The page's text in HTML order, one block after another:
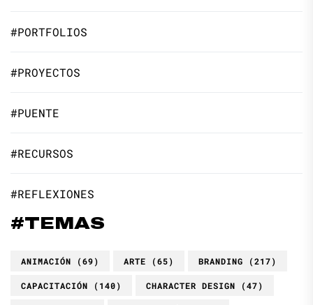
#PORTFOLIOS
#PROYECTOS
#PUENTE
#RECURSOS
#REFLEXIONES
#TEMAS
ANIMACIÓN (69) ARTE (65) BRANDING (217)
CAPACITACIÓN (140) CHARACTER DESIGN (47)